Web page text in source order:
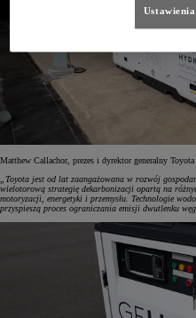
Matthew Callachor, prezes i dyrektor generalny
„Toyota jest od lat zaangażowana w rozwój
wielotorową strategię dekarbonizacji opartą na
motoryzacji, energetyki i przemysłu. Technologie
przyspieszą proces ograniczania emisji dwutlenku